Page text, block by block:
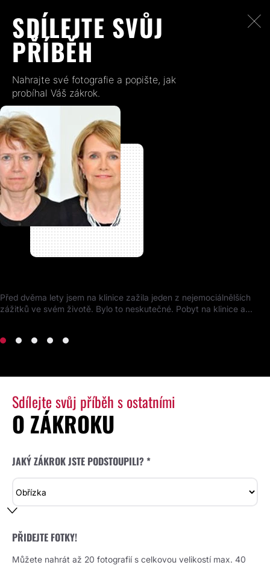
SDÍLEJTE SVŮJ
PŘÍBĚH
Nahrajte své fotografie a popište, jak
probíhal Váš zákrok.
Před dvěma lety jsem na klinice zažila jeden z nejemociálnělších
zážitků ve svém životě. Bylo to neskutečné. Pobyt na klinice a...
Sdílejte svůj příběh s ostatními
O ZÁKROKU
JAKÝ ZÁKROK JSTE PODSTOUPILI? *
PŘIDEJTE FOTKY!
Můžete nahrát až 20 fotografií s celkovou velikostí max. 40